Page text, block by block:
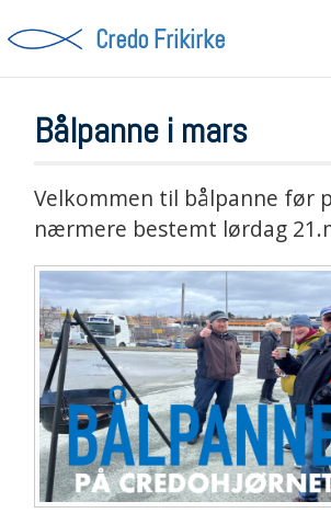
Credo Frikirke
Bålpanne i mars
Velkommen til bålpanne før
nærmere bestemt lørdag